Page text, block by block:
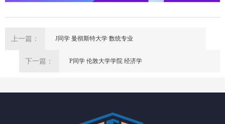
上一篇： J同学 曼彻斯特大学 数统专业
下一篇： P同学 伦敦大学学院 经济学